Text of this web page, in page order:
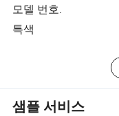
모델 번호.
특색
샘플 서비스